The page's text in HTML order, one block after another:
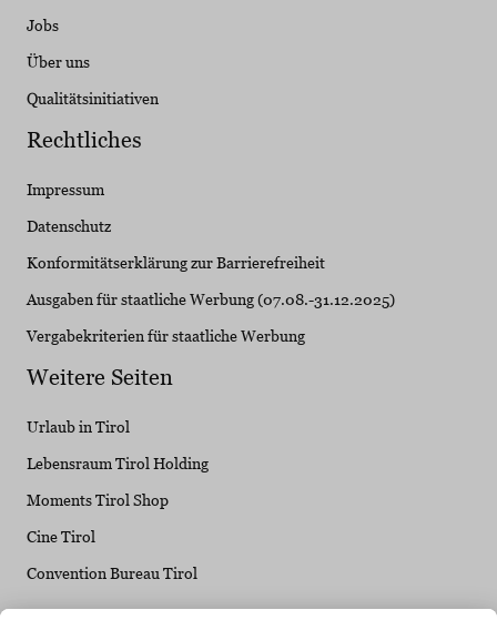
Jobs
Über uns
Qualitätsinitiativen
Rechtliches
Impressum
Datenschutz
Konformitätserklärung zur Barrierefreiheit
Ausgaben für staatliche Werbung (07.08.-31.12.2025)
Vergabekriterien für staatliche Werbung
Weitere Seiten
Urlaub in Tirol
Lebensraum Tirol Holding
Moments Tirol Shop
Cine Tirol
Convention Bureau Tirol